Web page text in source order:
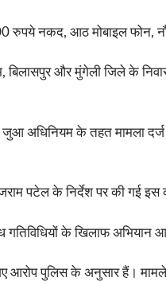
नकद, आठ मोबाइल फोन,
बिलासपुर और मुंगेली जिले के
अधिनियम के तहत मामला दर्ज
पटेल के निर्देश पर की गई इस
के खिलाफ अभियान
आरोप पुलिस के अनुसार हैं। मामले